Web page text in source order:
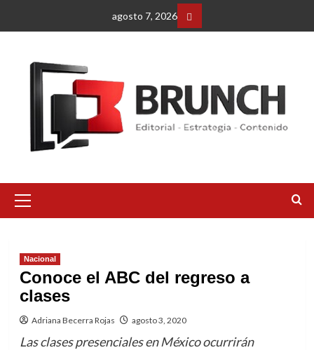
agosto 7, 2026
Facebbok
primario
Nacional
Conoce el ABC del regreso a
clases
Adriana Becerra Rojas agosto 3, 2020
Las clases presenciales en México ocurrirán